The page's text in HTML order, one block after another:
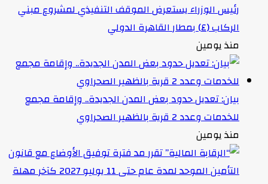
رئيس الوزراء يستعرض الموقف التنفيذي لمشروع مبني
الركاب (٤) بمطار القاهرة الدولي
منذ يومين
بيان: تعديل حدود بعض المدن الجديدة.. وإقامة مجمع
للخدمات وعدد 2 قرية بالظهير الصحراوي
منذ يومين